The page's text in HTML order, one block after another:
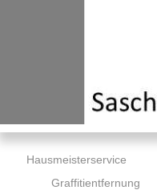
Hausmeisterservice
Graffitientfernung